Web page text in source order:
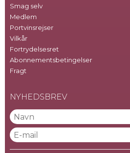
Smag selv
Medlem
Portvinsrejser
Vilkår
Fortrydelsesret
Abonnementsbetingelser
Fragt
NYHEDSBREV